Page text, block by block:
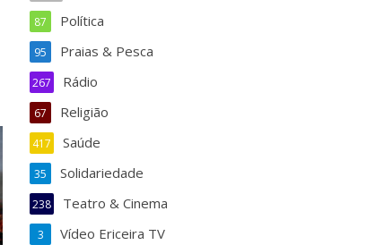
Política
87
Praias & Pesca
95
Rádio
267
Religião
67
Saúde
417
Solidariedade
35
Teatro & Cinema
238
Vídeo Ericeira TV
3